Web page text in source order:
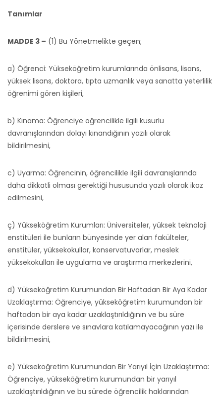
Tanımlar
MADDE 3 – (1) Bu Yönetmelikte geçen;
a) Öğrenci: Yükseköğretim kurumlarında önlisans, lisans,
yüksek lisans, doktora, tıpta uzmanlık veya sanatta yeterlilik
öğrenimi gören kişileri,
b) Kınama: Öğrenciye öğrencilikle ilgili kusurlu
davranışlarından dolayı kınandığının yazılı olarak
bildirilmesini,
c) Uyarma: Öğrencinin, öğrencilikle ilgili davranışlarında
daha dikkatli olması gerektiği hususunda yazılı olarak ikaz
edilmesini,
ç) Yükseköğretim Kurumları: Üniversiteler, yüksek teknoloji
enstitüleri ile bunların bünyesinde yer alan fakülteler,
enstitüler, yüksekokullar, konservatuvarlar, meslek
yüksekokulları ile uygulama ve araştırma merkezlerini,
d) Yükseköğretim Kurumundan Bir Haftadan Bir Aya Kadar
Uzaklaştırma: Öğrenciye, yükseköğretim kurumundan bir
haftadan bir aya kadar uzaklaştırıldığının ve bu süre
içerisinde derslere ve sınavlara katılamayacağının yazı ile
bildirilmesini,
e) Yükseköğretim Kurumundan Bir Yarıyıl İçin Uzaklaştırma:
Öğrenciye, yükseköğretim kurumundan bir yarıyıl
uzaklaştırıldığının ve bu sürede öğrencilik haklarından